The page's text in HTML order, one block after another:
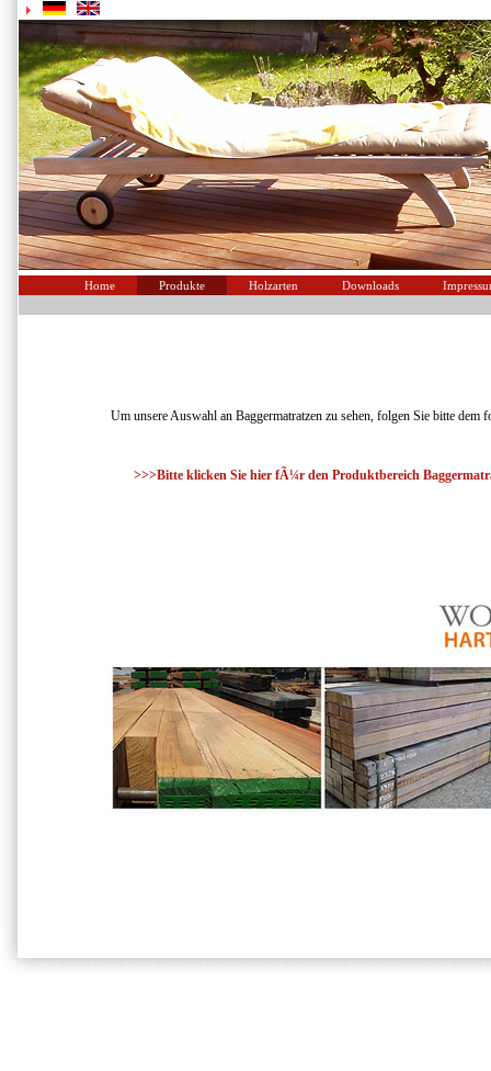
Home Produkte Holzarten Downloads
Um unsere Auswahl an Baggermatratzen zu sehen, folgen Sie bitte dem
>>>Bitte klicken Sie hier fÃ¼r den Produktbereich